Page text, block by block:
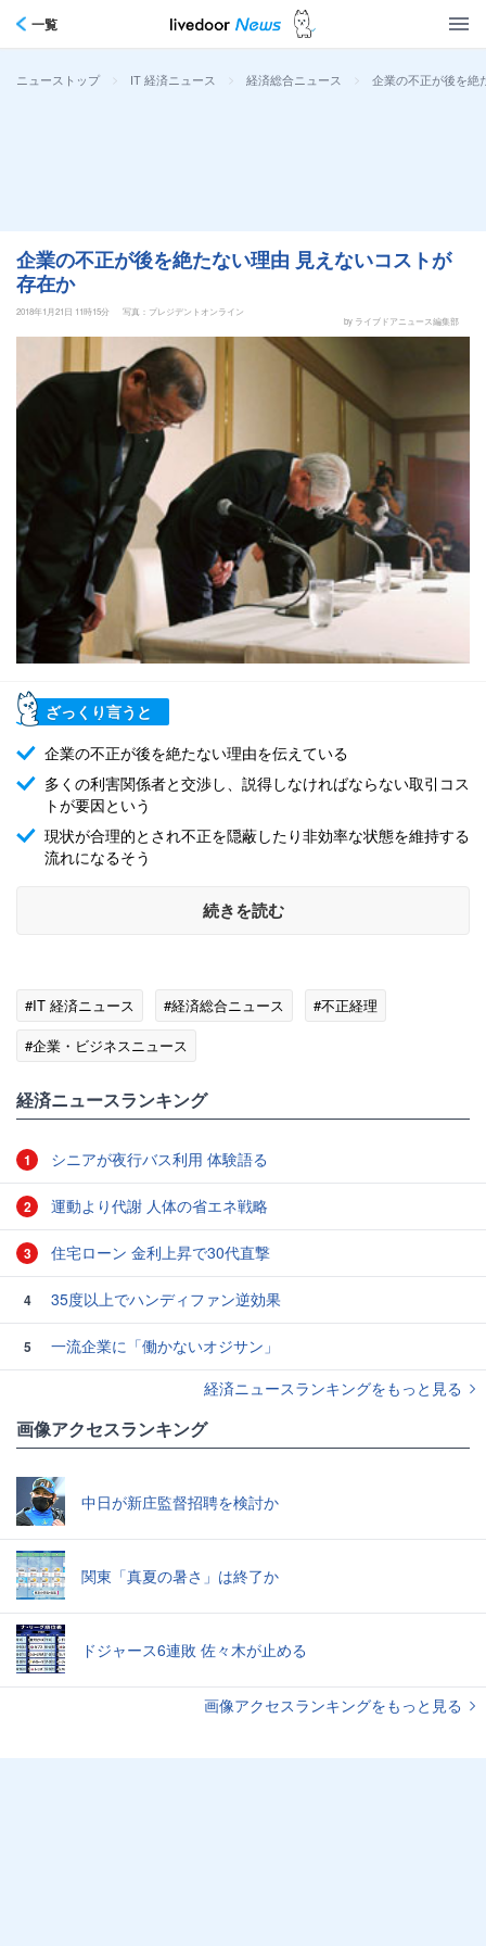
一覧
ニューストップ > IT 経済ニュース > 経済総合ニュース > 企業の不正が後を絶
企業の不正が後を絶たない理由 見えないコストが
存在か
2018年1月21日 11時15分
写真：プレジデントオンライン
by ライブドアニュース編集部
ざっくり言うと
企業の不正が後を絶たない理由を伝えている
多くの利害関係者と交渉し、説得しなければならない取引コス
トが要因という
現状が合理的とされ不正を隠蔽したり非効率な状態を維持する
流れになるそう
続きを読む
#IT 経済ニュース #経済総合ニュース
#不正経理
#企業・ビジネスニュース
経済ニュースランキング
1 シニアが夜行バス利用 体験語る
2 運動より代謝 人体の省エネ戦略
3 住宅ローン 金利上昇で30代直撃
4 35度以上でハンディファン逆効果
5
一流企業に「働かないオジサン」
経済ニュースランキングをもっと見る
画像アクセスランキング
中日が新庄監督招聘を検討か
関東「真夏の暑さ」は終了か
ドジャース6連敗 佐々木が止める
画像アクセスランキングをもっと見る